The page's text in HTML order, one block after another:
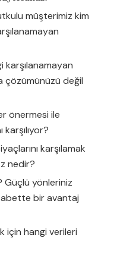
müşterimiz kim
karşılanamayan
çözümünüzü değil
önermesi ile
karşılamak
nedir?
Güçlü yönleriniz
bir avantaj
için hangi verileri